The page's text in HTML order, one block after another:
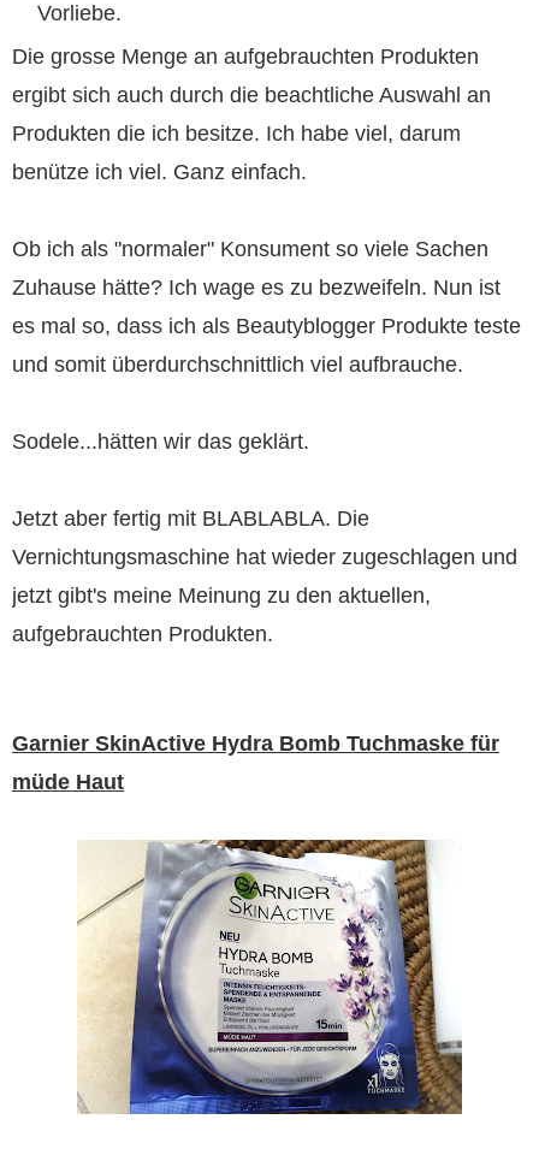
Vorliebe.
Die grosse Menge an aufgebrauchten Produkten
ergibt sich auch durch die beachtliche Auswahl an
Produkten die ich besitze. Ich habe viel, darum
benütze ich viel. Ganz einfach.
Ob ich als "normaler" Konsument so viele Sachen
Zuhause hätte? Ich wage es zu bezweifeln. Nun ist
es mal so, dass ich als Beautyblogger Produkte teste
und somit überdurchschnittlich viel aufbrauche.
Sodele...hätten wir das geklärt.
Jetzt aber fertig mit BLABLABLA. Die
Vernichtungsmaschine hat wieder zugeschlagen und
jetzt gibt's meine Meinung zu den aktuellen,
aufgebrauchten Produkten.
Garnier SkinActive Hydra Bomb Tuchmaske für
müde Haut